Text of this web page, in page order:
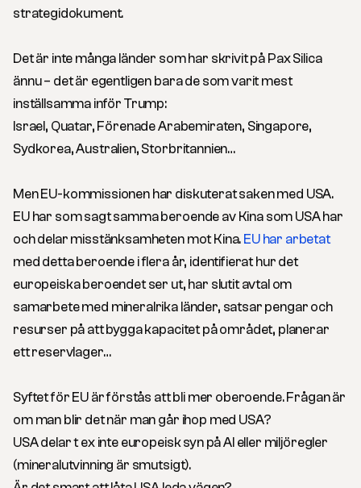
strategidokument.
Det är inte många länder som har skrivit på Pax Silica
ännu – det är egentligen bara de som varit mest
inställsamma inför Trump:
Israel, Quatar, Förenade Arabemiraten, Singapore,
Sydkorea, Australien, Storbritannien…
Men EU-kommissionen har diskuterat saken med USA.
EU har som sagt samma beroende av Kina som USA har
och delar misstänksamheten mot Kina. EU har arbetat
med detta beroende i flera år, identifierat hur det
europeiska beroendet ser ut, har slutit avtal om
samarbete med mineralrika länder, satsar pengar och
resurser på att bygga kapacitet på området, planerar
ett reservlager…
Syftet för EU är förstås att bli mer oberoende. Frågan är
om man blir det när man går ihop med USA?
USA delar t ex inte europeisk syn på AI eller miljöregler
(mineralutvinning är smutsigt).